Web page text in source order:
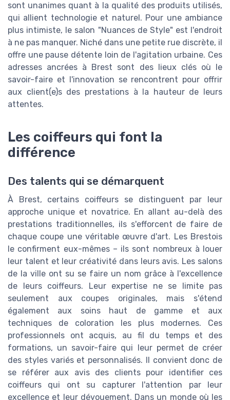
sont unanimes quant à la qualité des produits utilisés,
qui allient technologie et naturel. Pour une ambiance
plus intimiste, le salon "Nuances de Style" est l'endroit
à ne pas manquer. Niché dans une petite rue discrète, il
offre une pause détente loin de l'agitation urbaine. Ces
adresses ancrées à Brest sont des lieux clés où le
savoir-faire et l'innovation se rencontrent pour offrir
aux client(e)s des prestations à la hauteur de leurs
attentes.
Les coiffeurs qui font la
différence
Des talents qui se démarquent
À Brest, certains coiffeurs se distinguent par leur
approche unique et novatrice. En allant au-delà des
prestations traditionnelles, ils s'efforcent de faire de
chaque coupe une véritable œuvre d'art. Les Brestois
le confirment eux-mêmes – ils sont nombreux à louer
leur talent et leur créativité dans leurs avis. Les salons
de la ville ont su se faire un nom grâce à l'excellence
de leurs coiffeurs. Leur expertise ne se limite pas
seulement aux coupes originales, mais s'étend
également aux soins haut de gamme et aux
techniques de coloration les plus modernes. Ces
professionnels ont acquis, au fil du temps et des
formations, un savoir-faire qui leur permet de créer
des styles variés et personnalisés. Il convient donc de
se référer aux avis des clients pour identifier ces
coiffeurs qui ont su capturer l'attention par leur
excellence et leur dévouement. Dans un monde où les